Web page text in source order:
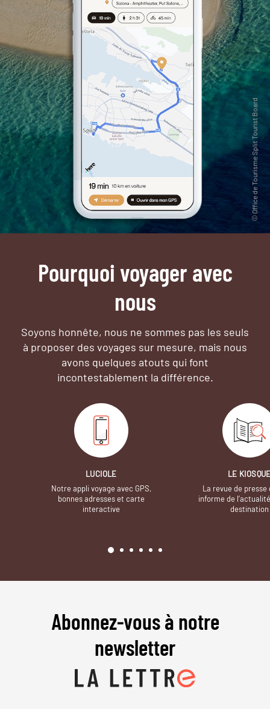
Pourquoi voyager avec
nous
Soyons honnête, nous ne sommes pas les seuls
à proposer des voyages sur mesure, mais nous
avons quelques atouts qui font
incontestablement la différence.
LUCIOLE
Notre appli voyage avec GPS,
bonnes adresses et carte
interactive
LE
La revue de presse
informe de
destination
Abonnez-vous à notre
newsletter